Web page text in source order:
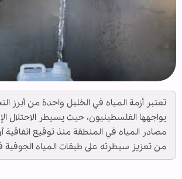
تعتبر أزمة المياه في الخليل واحدة من أبرز
يواجهها الفلسطينيون، حيث يسيطر الاحتلال
مصادر المياه في المنطقة منذ توقيع اتفاقية
من تعزيز سيطرته على طبقات المياه الجوفية